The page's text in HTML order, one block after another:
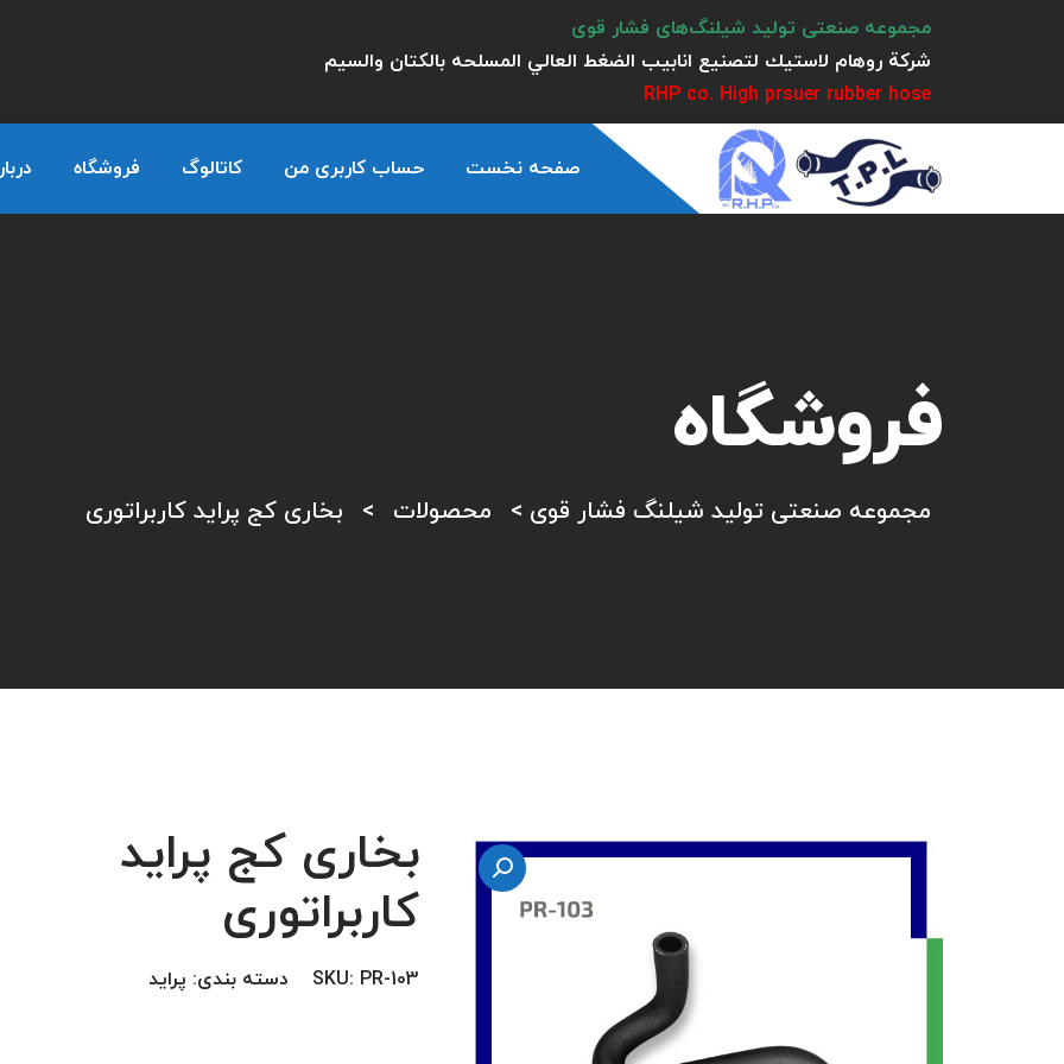
مجموعه صنعتی تولید شیلنگ‌های فشار قوی
شركة روهام لاستيك لتصنيع انابيب الضغط العالي المسلحه بالكتان والسيم
RHP co. High prsuer rubber hose
صفحه نخست حساب کاربری من کاتالوگ فروشگاه
فروشگاه
مجموعه صنعتی تولید شیلنگ فشار قوی > محصولات > بخاری کج پراید کاربراتوری
بخاری کج پراید
کاربراتوری
SKU: PR-103 دسته بندی: پراید